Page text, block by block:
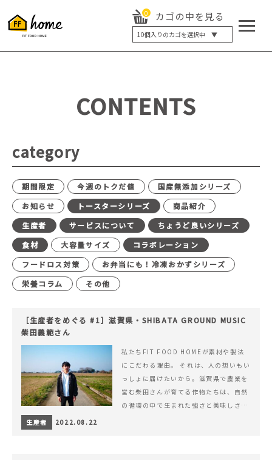
0 カゴの中を見る
10個入りのカゴを選択中 ▼
5個入り
20個入り
最大12%OFF
CONTENTS
category
期間限定 今週のトクだ値
国産無添加シリーズ
お知らせ
トースターシリーズ
商品紹介
生産者
サービスについて
ちょうど良いシリーズ
食材
大容量サイズ
コラボレーション
フードロス対策
お弁当にも！冷凍おかずシリーズ
栄養コラム
その他
［生産者をめぐる #1］滋賀県・SHIBATA GROUND MUSIC
柴田義範さん
私たちFIT FOOD HOMEが素材や製法
にこだわる理由。 それは、人の想いもい
っしょに届けたいから。滋賀県で農業を
営む柴田さんが育てる作物たちは、自然
の循環の中で生まれた強さと美味しさを
生産者 2022.08.22